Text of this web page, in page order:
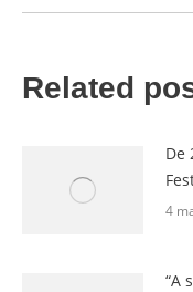
Related
De
4
“A